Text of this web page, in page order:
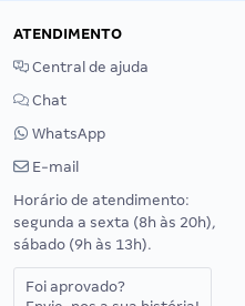
ATENDIMENTO
Central de ajuda
Chat
WhatsApp
E-mail
Horário de atendimento:
segunda a sexta (8h às 20h),
sábado (9h às 13h).
Foi aprovado?